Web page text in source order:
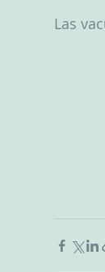
Las